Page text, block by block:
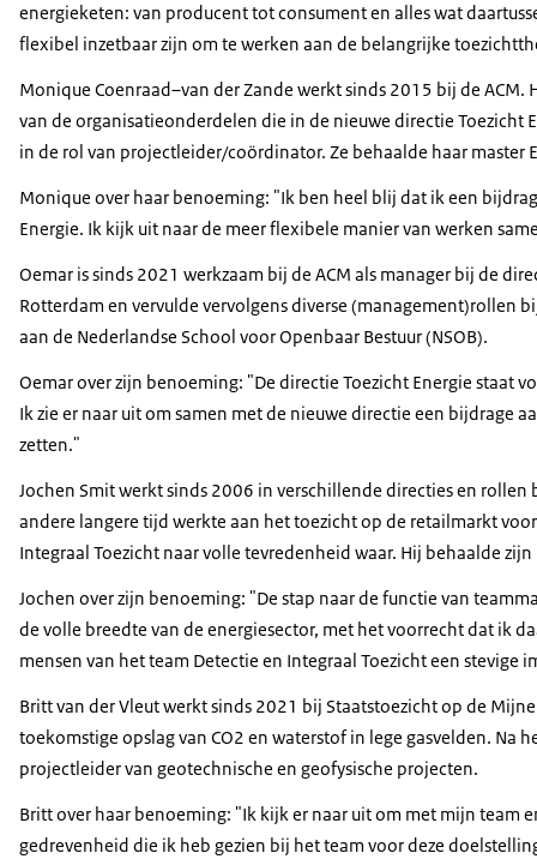
energieketen: van producent tot consument en alles wat
flexibel inzetbaar zijn om te werken aan de belangrijke
Monique Coenraad–van der Zande werkt sinds 2015 bij de
van de organisatieonderdelen die in de nieuwe directie Toezicht
in de rol van projectleider/coördinator. Ze behaalde haar master
Monique over haar benoeming: "Ik ben heel blij dat ik een
Energie. Ik kijk uit naar de meer flexibele manier van werken
Oemar is sinds 2021 werkzaam bij de ACM als manager bij de
Rotterdam en vervulde vervolgens diverse (management)rollen
aan de Nederlandse School voor Openbaar Bestuur (NSOB).
Oemar over zijn benoeming: "De directie Toezicht Energie staat
Ik zie er naar uit om samen met de nieuwe directie een bijdrage
zetten."
Jochen Smit werkt sinds 2006 in verschillende directies en
andere langere tijd werkte aan het toezicht op de retailmarkt
Integraal Toezicht naar volle tevredenheid waar. Hij behaalde
Jochen over zijn benoeming: "De stap naar de functie van
de volle breedte van de energiesector, met het voorrecht dat ik
mensen van het team Detectie en Integraal Toezicht een
Britt van der Vleut werkt sinds 2021 bij Staatstoezicht op de
toekomstige opslag van CO2 en waterstof in lege gasvelden. Na
projectleider van geotechnische en geofysische projecten.
Britt over haar benoeming: "Ik kijk er naar uit om met mijn team
gedrevenheid die ik heb gezien bij het team voor deze